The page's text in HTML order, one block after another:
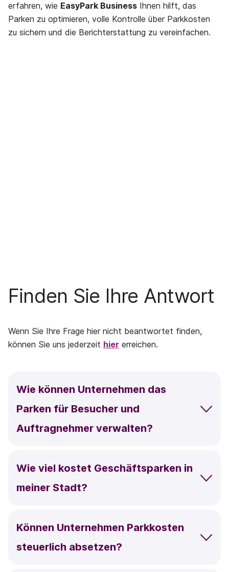
erfahren, wie EasyPark Business Ihnen hilft, das
Parken zu optimieren, volle Kontrolle über Parkkosten
zu sichern und die Berichterstattung zu vereinfachen.
Finden Sie Ihre Antwort
Wenn Sie Ihre Frage hier nicht beantwortet finden,
können Sie uns jederzeit hier erreichen.
Wie können Unternehmen das
Parken für Besucher und
Auftragnehmer verwalten?
Wie viel kostet Geschäftsparken in
meiner Stadt?
Können Unternehmen Parkkosten
steuerlich absetzen?